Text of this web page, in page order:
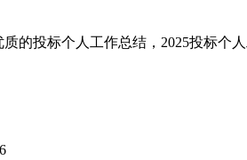
的投标个人工作总结，2025投标个